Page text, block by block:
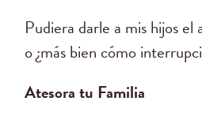
Pudiera darle a mis hijos
o ¿más bien cómo
Atesora tu Familia